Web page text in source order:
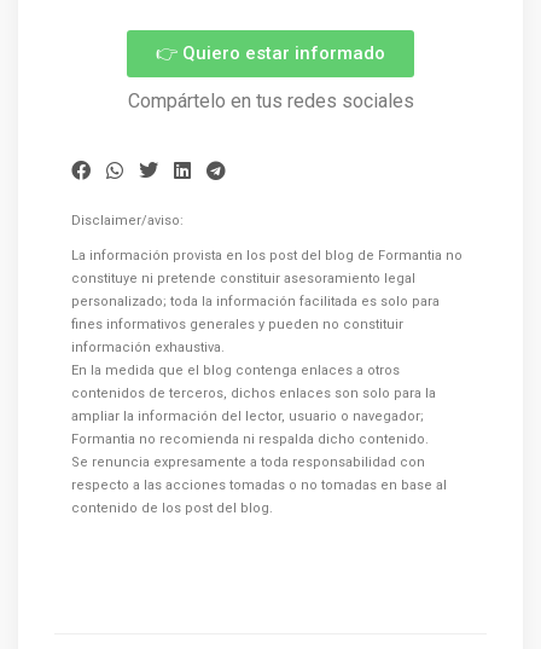
👉 Quiero estar informado
Compártelo en tus redes sociales
Disclaimer/aviso:
La información provista en los post del blog de Formantia no
constituye ni pretende constituir asesoramiento legal
personalizado; toda la información facilitada es solo para
fines informativos generales y pueden no constituir
información exhaustiva.
En la medida que el blog contenga enlaces a otros
contenidos de terceros, dichos enlaces son solo para la
ampliar la información del lector, usuario o navegador;
Formantia no recomienda ni respalda dicho contenido.
Se renuncia expresamente a toda responsabilidad con
respecto a las acciones tomadas o no tomadas en base al
contenido de los post del blog.